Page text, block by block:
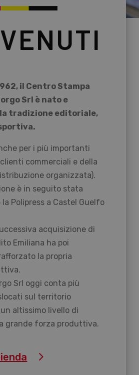
il Centro Stampa
Srl è nato e
tradizione editoriale,
per i più importanti
commerciali e della
organizzata).
è in seguito stata
Polipress a Castel Guelfo
acquisizione di
Emiliana ha poi
la propria
Srl oggi conta più
sul territorio
altissimo livello di
grande forza produttiva.